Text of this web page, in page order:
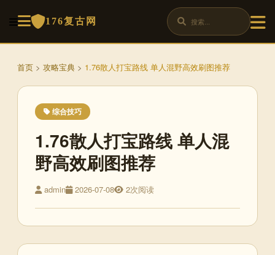
176复古网
首页 > 攻略宝典 > 1.76散人打宝路线 单人混野高效刷图推荐
综合技巧
1.76散人打宝路线 单人混
野高效刷图推荐
admin 2026-07-08 2次阅读